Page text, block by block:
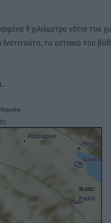
9 χιλιόμετρα νότια του
το εστιακό του